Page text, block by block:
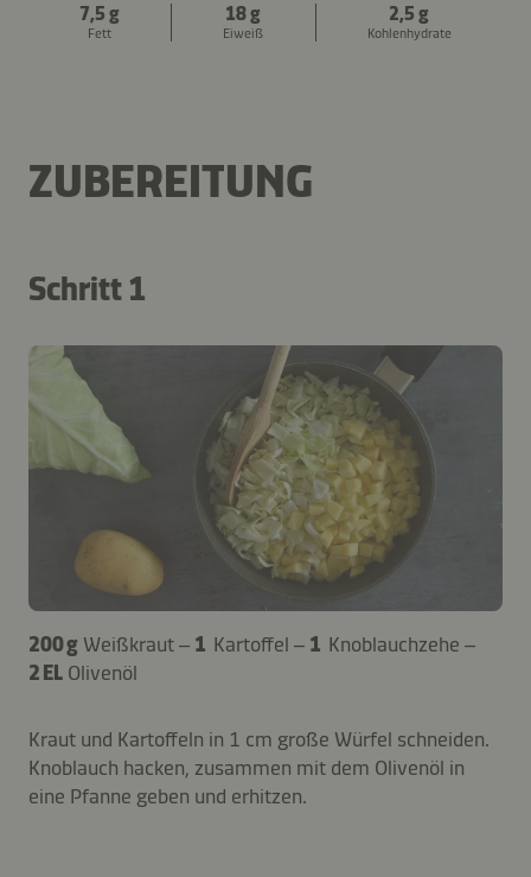
7,5 g
Fett
18 g
Eiweiß
2,5 g
Kohlenhydrate
ZUBEREITUNG
Schritt 1
200 g Weißkraut – 1 Kartoffel – 1 Knoblauchzehe –
2 EL Olivenöl
Kraut und Kartoffeln in 1 cm große Würfel schneiden.
Knoblauch hacken, zusammen mit dem Olivenöl in
eine Pfanne geben und erhitzen.